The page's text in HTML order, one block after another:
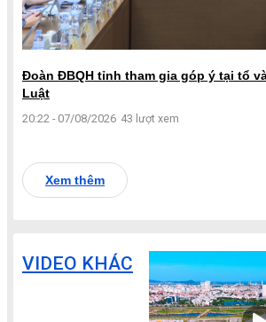
Đoàn ĐBQH tỉnh tham gia góp ý tại tổ
Luật
20:22 - 07/08/2026 43 lượt xem
Xem thêm
VIDEO KHÁC